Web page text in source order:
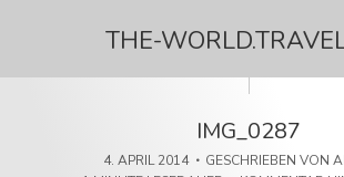
THE-
IMG_0287
4. APRIL 2014 GESCHRIEBEN VON